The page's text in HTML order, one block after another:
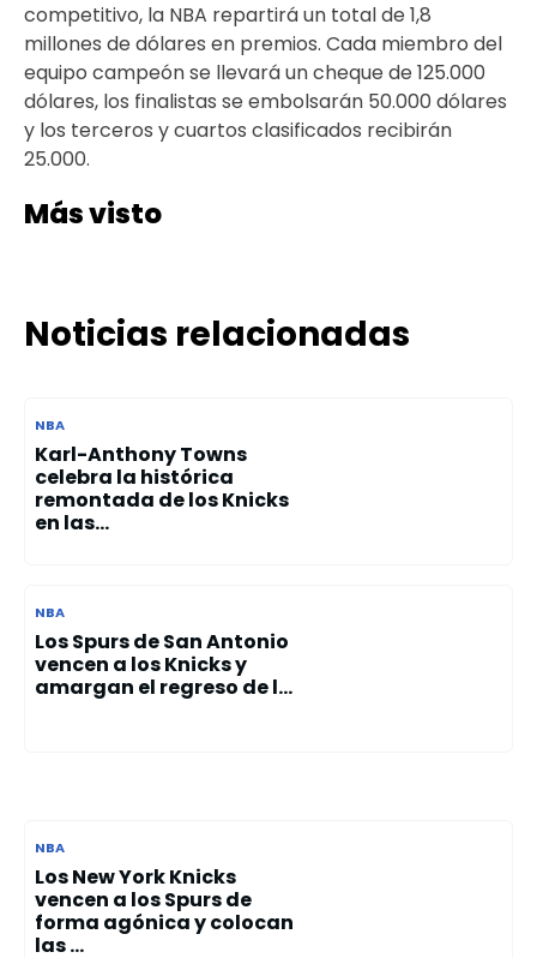
competitivo, la NBA repartirá un total de 1,8
millones de dólares en premios. Cada miembro del
equipo campeón se llevará un cheque de 125.000
dólares, los finalistas se embolsarán 50.000 dólares
y los terceros y cuartos clasificados recibirán
25.000.
Más visto
Noticias relacionadas
NBA
Karl-Anthony Towns
celebra la histórica
remontada de los Knicks
en las...
NBA
Los Spurs de San Antonio
vencen a los Knicks y
amargan el regreso de l...
NBA
Los New York Knicks
vencen a los Spurs de
forma agónica y colocan
las ...